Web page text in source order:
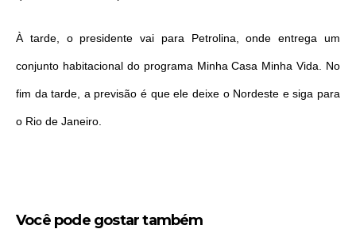
À tarde, o presidente vai para Petrolina, onde entrega um
conjunto habitacional do programa Minha Casa Minha Vida. No
fim da tarde, a previsão é que ele deixe o Nordeste e siga para
o Rio de Janeiro.
Você pode gostar também